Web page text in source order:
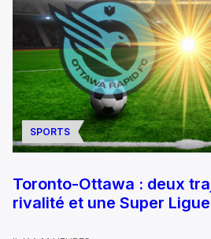
SPORTS
Toronto-Ottawa : deux
rivalité et une Super